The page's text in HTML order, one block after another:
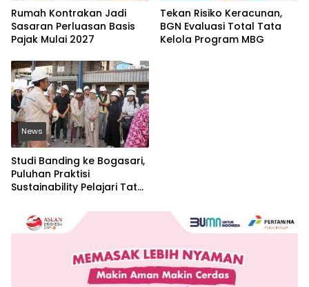
Rumah Kontrakan Jadi
Sasaran Perluasan Basis
Pajak Mulai 2027
Tekan Risiko Keracunan,
BGN Evaluasi Total Tata
Kelola Program MBG
News
Studi Banding ke Bogasari,
Puluhan Praktisi
Sustainability Pelajari Tata
Berkelanjutan